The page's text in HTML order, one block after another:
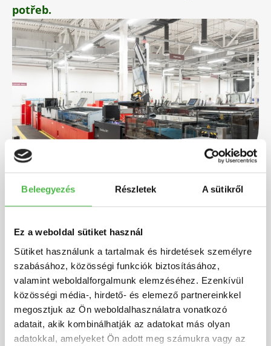
Beleegyezés Részletek A sütikről
Ez a weboldal sütiket használ
Sütiket használunk a tartalmak és hirdetések személyre
szabásához, közösségi funkciók biztosításához,
valamint weboldalforgalmunk elemzéséhez. Ezenkívül
közösségi média-, hirdető- és elemező partnereinkkel
megosztjuk az Ön weboldalhasználatra vonatkozó
adatait, akik kombinálhatják az adatokat más olyan
adatokkal, amelyeket Ön adott meg számukra vagy az
potřeb.
nejvýhodnějšího poštovného,
doručíme na miesto podání podle vašeho přání.